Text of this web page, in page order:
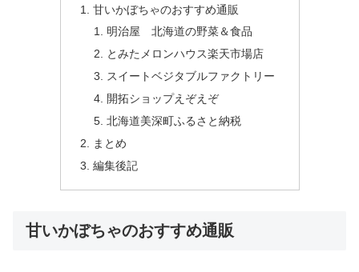
甘いかぼちゃのおすすめ通販
明治屋 北海道の野菜＆食品
とみたメロンハウス楽天市場店
スイートベジタブルファクトリー
開拓ショップえぞえぞ
北海道美深町ふるさと納税
まとめ
編集後記
甘いかぼちゃのおすすめ通販